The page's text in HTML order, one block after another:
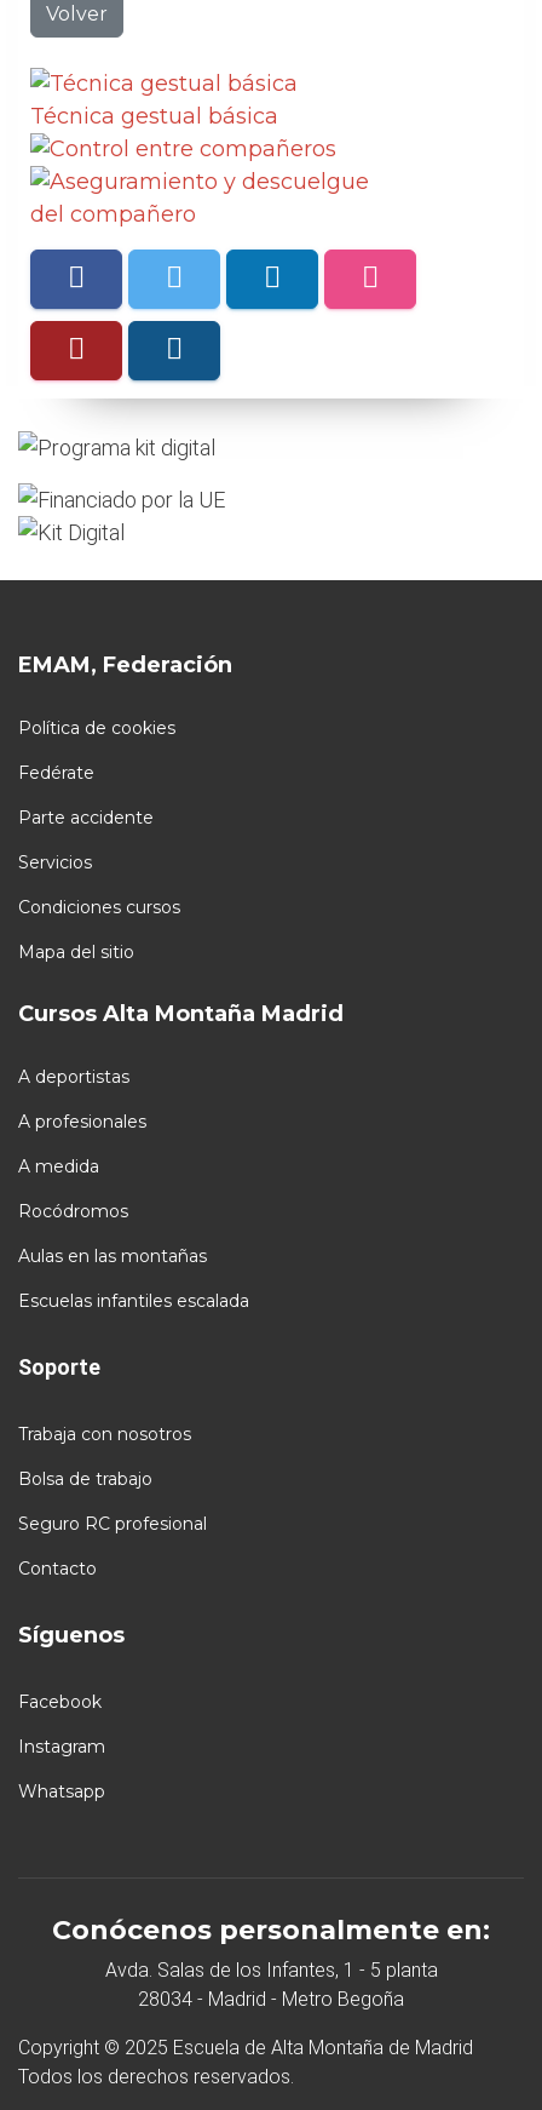
Volver
EMAM, Federación
Política de cookies
Fedérate
Parte accidente
Servicios
Condiciones cursos
Mapa del sitio
Cursos Alta Montaña Madrid
A deportistas
A profesionales
A medida
Rocódromos
Aulas en las montañas
Escuelas infantiles escalada
Soporte
Trabaja con nosotros
Bolsa de trabajo
Seguro RC profesional
Contacto
Síguenos
Facebook
Instagram
Whatsapp
Conócenos personalmente en:
Avda. Salas de los Infantes, 1 - 5 planta
28034 - Madrid - Metro Begoña
Copyright © 2025 Escuela de Alta Montaña de Madrid
Todos los derechos reservados.